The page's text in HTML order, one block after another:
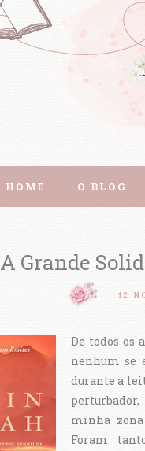
HOME O BLOG
A Grande
12
De todos os
nenhum se
durante a
minha
Foram